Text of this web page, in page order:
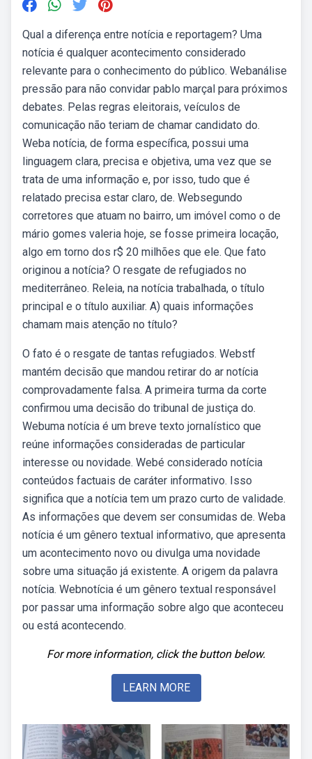
Qual a diferença entre notícia e reportagem? Uma
notícia é qualquer acontecimento considerado
relevante para o conhecimento do público. Webanálise
pressão para não convidar pablo marçal para próximos
debates. Pelas regras eleitorais, veículos de
comunicação não teriam de chamar candidato do.
Weba notícia, de forma específica, possui uma
linguagem clara, precisa e objetiva, uma vez que se
trata de uma informação e, por isso, tudo que é
relatado precisa estar claro, de. Websegundo
corretores que atuam no bairro, um imóvel como o de
mário gomes valeria hoje, se fosse primeira locação,
algo em torno dos r$ 20 milhões que ele. Que fato
originou a notícia? O resgate de refugiados no
mediterrâneo. Releia, na notícia trabalhada, o título
principal e o título auxiliar. A) quais informações
chamam mais atenção no título?
O fato é o resgate de tantas refugiados. Webstf
mantém decisão que mandou retirar do ar notícia
comprovadamente falsa. A primeira turma da corte
confirmou uma decisão do tribunal de justiça do.
Webuma notícia é um breve texto jornalístico que
reúne informações consideradas de particular
interesse ou novidade. Webé considerado notícia
conteúdos factuais de caráter informativo. Isso
significa que a notícia tem um prazo curto de validade.
As informações que devem ser consumidas de. Weba
notícia é um gênero textual informativo, que apresenta
um acontecimento novo ou divulga uma novidade
sobre uma situação já existente. A origem da palavra
notícia. Webnotícia é um gênero textual responsável
por passar uma informação sobre algo que aconteceu
ou está acontecendo.
For more information, click the button below.
LEARN MORE